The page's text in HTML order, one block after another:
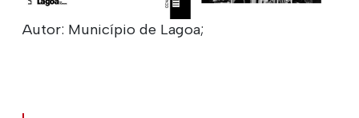
Autor: Município de Lagoa;